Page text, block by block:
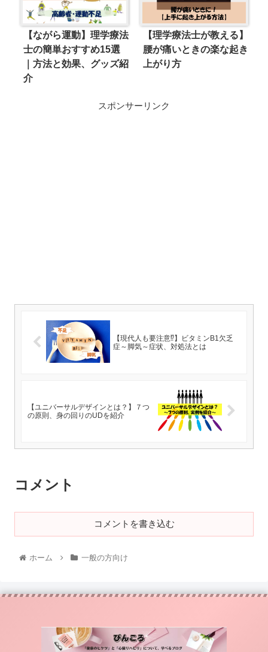
【ながら運動】理学療法
士の簡単おすすめ15選
｜方法と効果、グッズ紹
介
【理学療法士が教える】
腰が痛いときの楽な起き
上がり方
スポンサーリンク
【現代人も要注意⁉】ビタミンB1欠乏
症～脚気～症状、対処法とは
【ユニバーサルデザインとは？】７つ
の原則、身の回りのUDを紹介
コメント
コメントを書き込む
ホーム 一般の方向け